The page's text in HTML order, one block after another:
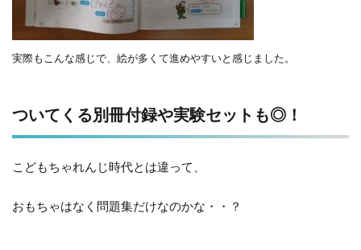
実際もこんな感じで、絵が多くて進めやすいと感じました。
ついてくる別冊付録や実験セットも◎！
こどもちゃれんじ時代とは違って、
おもちゃはなく問題集だけなのかな・・？